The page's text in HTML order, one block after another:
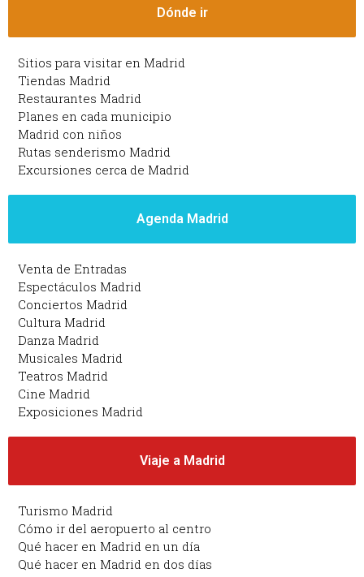
Dónde ir
Sitios para visitar en Madrid
Tiendas Madrid
Restaurantes Madrid
Planes en cada municipio
Madrid con niños
Rutas senderismo Madrid
Excursiones cerca de Madrid
Agenda Madrid
Venta de Entradas
Espectáculos Madrid
Conciertos Madrid
Cultura Madrid
Danza Madrid
Musicales Madrid
Teatros Madrid
Cine Madrid
Exposiciones Madrid
Viaje a Madrid
Turismo Madrid
Cómo ir del aeropuerto al centro
Qué hacer en Madrid en un día
Qué hacer en Madrid en dos días